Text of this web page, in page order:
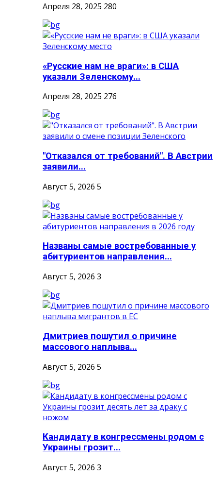
Апреля 28, 2025 280
«Русские нам не враги»: в США
указали Зеленскому...
Апреля 28, 2025 276
"Отказался от требований". В Австрии
заявили...
Август 5, 2026 5
Названы самые востребованные у
абитуриентов направления...
Август 5, 2026 3
Дмитриев пошутил о причине
массового наплыва...
Август 5, 2026 5
Кандидату в конгрессмены родом с
Украины грозит...
Август 5, 2026 3